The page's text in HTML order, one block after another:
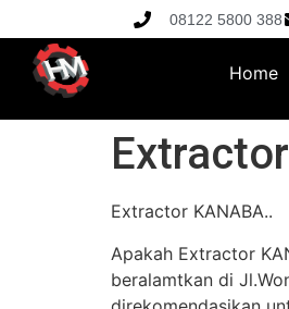
08122 5800 388
Home
Extractor KANABA..
Apakah Extractor
beralamtkan di